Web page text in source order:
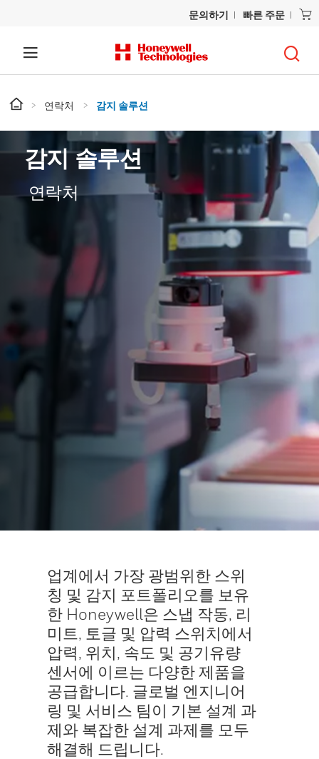
문의하기 빠른 주문
연락처 감지 솔루션
감지 솔루션
연락처
업계에서 가장 광범위한 스위
칭 및 감지 포트폴리오를 보유
한 Honeywell은 스냅 작동, 리
미트, 토글 및 압력 스위치에서
압력, 위치, 속도 및 공기유량
센서에 이르는 다양한 제품을
공급합니다. 글로벌 엔지니어
링 및 서비스 팀이 기본 설계 과
제와 복잡한 설계 과제를 모두
해결해 드립니다.